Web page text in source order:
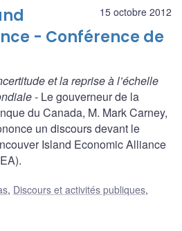
15 octobre 2012
- Conférence de
et la reprise à l’échelle
- Le gouverneur de la
du Canada, M. Mark Carney,
un discours devant le
Island Economic Alliance
, Discours et activités publiques,